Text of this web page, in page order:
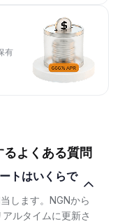
有
よくある質問
します。NGNから
ルタイムに更新さ